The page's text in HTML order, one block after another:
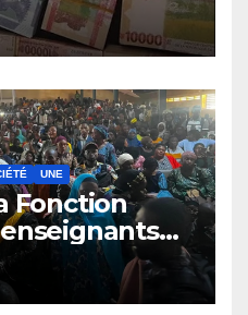
UNE
Fonction
le ton